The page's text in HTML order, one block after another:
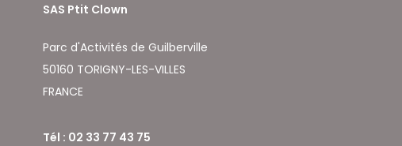
SAS Ptit Clown
Parc d'Activités de Guilberville
50160 TORIGNY-LES-VILLES
FRANCE
Tél : 02 33 77 43 75